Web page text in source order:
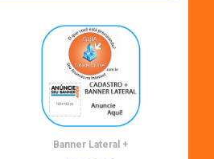
Banner Lateral +